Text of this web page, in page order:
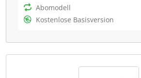
Papieraufwand minimiert und die
maximiert.
Einfacher Download
Abomodell
Kostenlose Basisversion